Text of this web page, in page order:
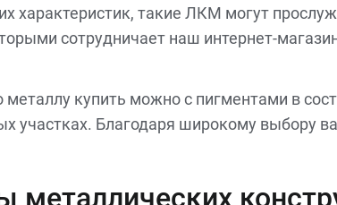
характеристик, такие ЛКМ могут
сотрудничает наш интернет-
купить можно с пигментами в
участках. Благодаря широкому выбору
металлических